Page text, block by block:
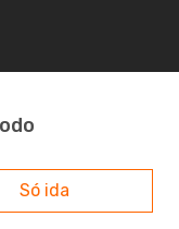
Só ida